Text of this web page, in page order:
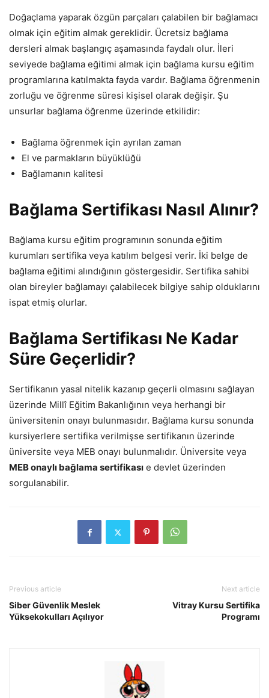
Doğaçlama yaparak özgün parçaları çalabilen bir bağlamacı
olmak için eğitim almak gereklidir. Ücretsiz bağlama
dersleri almak başlangıç aşamasında faydalı olur. İleri
seviyede bağlama eğitimi almak için bağlama kursu eğitim
programlarına katılmakta fayda vardır. Bağlama öğrenmenin
zorluğu ve öğrenme süresi kişisel olarak değişir. Şu
unsurlar bağlama öğrenme üzerinde etkilidir:
Bağlama öğrenmek için ayrılan zaman
El ve parmakların büyüklüğü
Bağlamanın kalitesi
Bağlama Sertifikası Nasıl Alınır?
Bağlama kursu eğitim programının sonunda eğitim
kurumları sertifika veya katılım belgesi verir. İki belge de
bağlama eğitimi alındığının göstergesidir. Sertifika sahibi
olan bireyler bağlamayı çalabilecek bilgiye sahip olduklarını
ispat etmiş olurlar.
Bağlama Sertifikası Ne Kadar
Süre Geçerlidir?
Sertifikanın yasal nitelik kazanıp geçerli olmasını sağlayan
üzerinde Millî Eğitim Bakanlığının veya herhangi bir
üniversitenin onayı bulunmasıdır. Bağlama kursu sonunda
kursiyerlere sertifika verilmişse sertifikanın üzerinde
üniversite veya MEB onayı bulunmalıdır. Üniversite veya
MEB onaylı bağlama sertifikası e devlet üzerinden
sorgulanabilir.
Previous article
Siber Güvenlik Meslek
Yüksekokulları Açılıyor
Next article
Vitray Kursu Sertifika
Programı